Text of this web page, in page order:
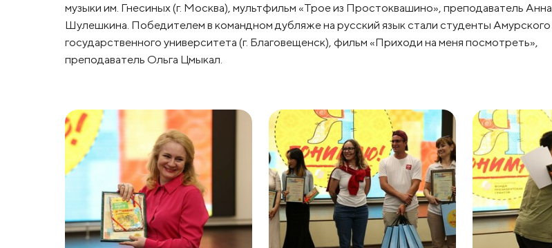
музыки им. Гнесиных (г. Москва), мультфильм «Трое из Простоквашино», преподаватель Анна
Шулешкина. Победителем в командном дубляже на русский язык стали студенты Амурского
государственного университета (г. Благовещенск), фильм «Приходи на меня посмотреть»,
преподаватель Ольга Цмыкал.